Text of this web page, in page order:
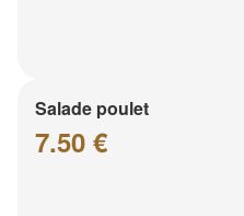
Salade poulet
7.50 €